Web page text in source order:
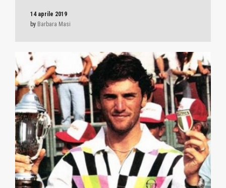
14 aprile 2019
by Barbara Masi